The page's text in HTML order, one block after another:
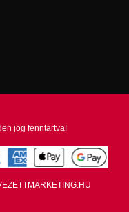
jog fenntartva!